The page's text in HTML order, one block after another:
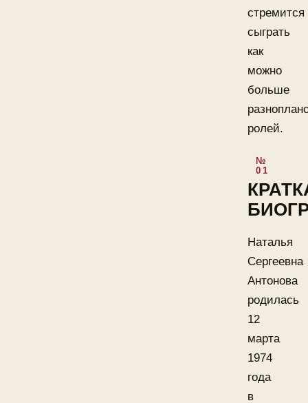
стремится
сыграть
как
можно
больше
ролей.
Наталья
Сергеевна
Антонова
родилась
12
марта
1974
года
в